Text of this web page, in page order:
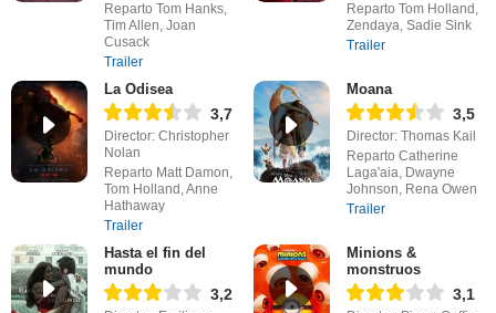
Reparto Tom Hanks,
Tim Allen, Joan
Cusack
Trailer
Reparto Tom Holland,
Zendaya, Sadie Sink
Trailer
La Odisea
3,7
Director: Christopher
Nolan
Reparto Matt Damon,
Tom Holland, Anne
Hathaway
Trailer
Moana
3,5
Director: Thomas Kail
Reparto Catherine
Laga'aia, Dwayne
Johnson, Rena Owen
Trailer
Hasta el fin del
mundo
3,2
Minions &
monstruos
3,1